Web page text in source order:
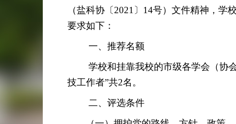
（盐科协〔 2021 〕 14号）文件精神，学
要求如下：
一、推荐名额
学校和挂靠我校的市级各学会（协
技工作者”共2名。
二、评选条件